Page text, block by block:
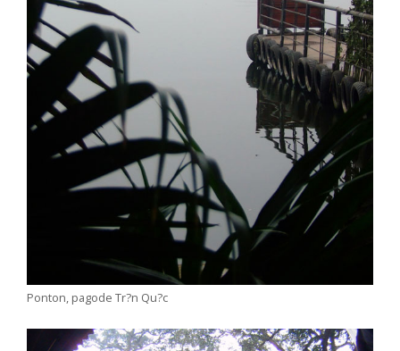
Ponton, pagode Tr?n Qu?c